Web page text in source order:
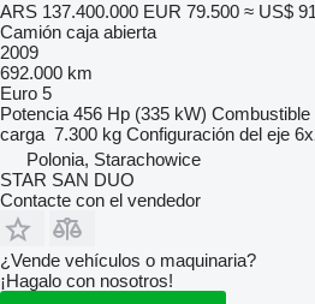
ARS 137.400.000 EUR 79.500 ≈ US$
Camión caja abierta
2009
692.000 km
Euro 5
Potencia 456 Hp (335 kW) Combustible
carga 7.300 kg Configuración del eje
Polonia, Starachowice
STAR SAN DUO
Contacte con el vendedor
¿Vende vehículos o maquinaria?
¡Hagalo con nosotros!